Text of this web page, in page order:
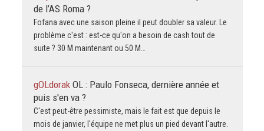
de l’AS Roma ?
Fofana avec une saison pleine il peut doubler sa valeur. Le
problème c'est : est-ce qu'on a besoin de cash tout de
suite ? 30 M maintenant ou 50 M…
gOLdorak OL : Paulo Fonseca, dernière année et
puis s'en va ?
C'est peut-être pessimiste, mais le fait est que depuis le
mois de janvier, l'équipe ne met plus un pied devant l'autre.